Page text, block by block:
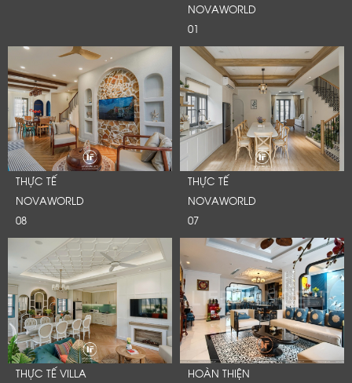
NOVAWORLD
01
THỰC TẾ
NOVAWORLD
08
THỰC TẾ
NOVAWORLD
07
THỰC TẾ VILLA
HOÀN THIỆN